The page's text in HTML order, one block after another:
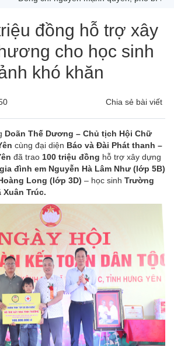
đồng hỗ trợ xây
cho học sinh
khó khăn
Chia sẻ bài viết
Doãn Thế Dương – Chủ tịch Hội Chữ
cùng đại diện Báo và Đài Phát thanh –
đã trao 100 triệu đồng hỗ trợ xây dựng
gia đình em Nguyễn Hà Lâm Như (lớp 5B)
Long (lớp 3D) – học sinh Trường
Xuân Trúc.